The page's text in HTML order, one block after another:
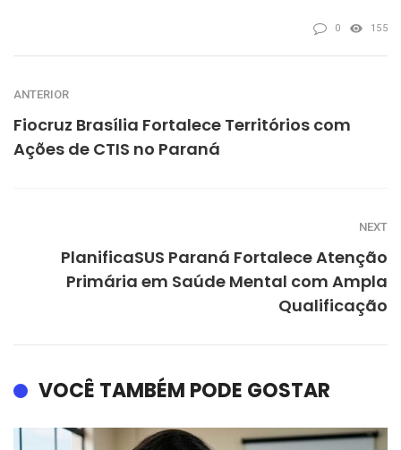
0 155
ANTERIOR
Fiocruz Brasília Fortalece Territórios com
Ações de CTIS no Paraná
NEXT
PlanificaSUS Paraná Fortalece Atenção
Primária em Saúde Mental com Ampla
Qualificação
VOCÊ TAMBÉM PODE GOSTAR